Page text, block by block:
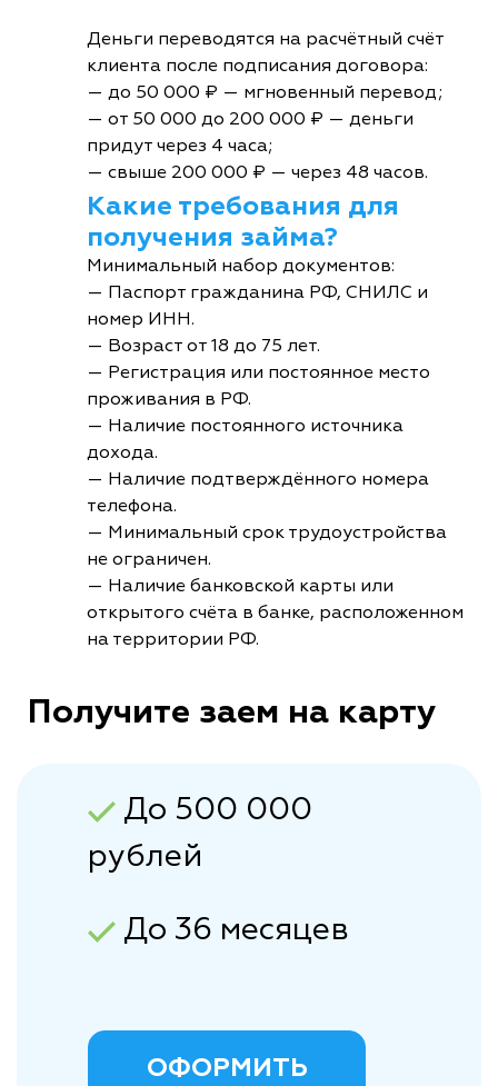
Деньги переводятся на расчётный счёт
клиента после подписания договора:
— до 50 000 ₽ — мгновенный перевод;
— от 50 000 до 200 000 ₽ — деньги
придут через 4 часа;
— свыше 200 000 ₽ — через 48 часов.
Какие требования для
получения займа?
Минимальный набор документов:
— Паспорт гражданина РФ, СНИЛС и
номер ИНН.
— Возраст от 18 до 75 лет.
— Регистрация или постоянное место
проживания в РФ.
— Наличие постоянного источника
дохода.
— Наличие подтверждённого номера
телефона.
— Минимальный срок трудоустройства
не ограничен.
— Наличие банковской карты или
открытого счёта в банке, расположенном
на территории РФ.
Получите заем на карту
До 500 000
рублей
До 36 месяцев
ОФОРМИТЬ